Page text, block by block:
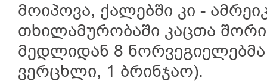
მოიპოვა, ქალებში კი -
თხილამურობაში კაცთა
მედლიდან 8
ვერცხლი, 1 ბრინჯაო).